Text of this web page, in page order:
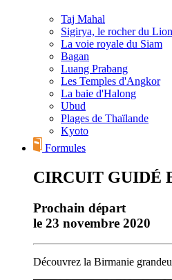
Taj Mahal
Sigirya, le rocher du Lion
La voie royale du Siam
Bagan
Luang Prabang
Les Temples d'Angkor
La baie d'Halong
Ubud
Plages de Thaïlande
Kyoto
Formules
CIRCUIT GUIDÉ
Prochain départ
le 23 novembre 2020
Découvrez la Birmanie